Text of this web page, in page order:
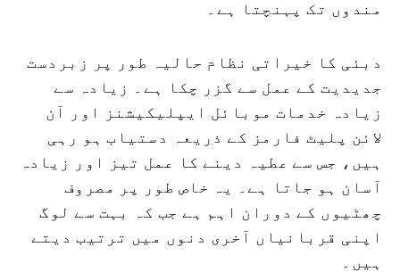
مندوں تک پہنچتا ہے۔
دبئی کا خیراتی نظام حالیہ طور پر زبردست
جدیدیت کے عمل سے گزر چکا ہے۔ زیادہ سے
زیادہ خدمات موبائل ایپلیکیشنز اور آن
لائن پلیٹ فارمز کے ذریعہ دستیاب ہو رہی
ہیں، جس سے عطیہ دینے کا عمل تیز اور زیادہ
آسان ہو جاتا ہے۔ یہ خاص طور پر مصروف
چھٹیوں کے دوران اہم ہے جب کہ بہت سے لوگ
اپنی قربانیاں آخری دنوں میں ترتیب دیتے
ہیں۔